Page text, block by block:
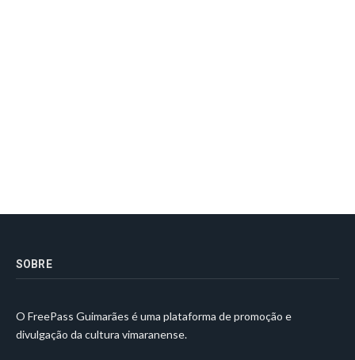
SOBRE
O FreePass Guimarães é uma plataforma de promoção e
divulgação da cultura vimaranense.